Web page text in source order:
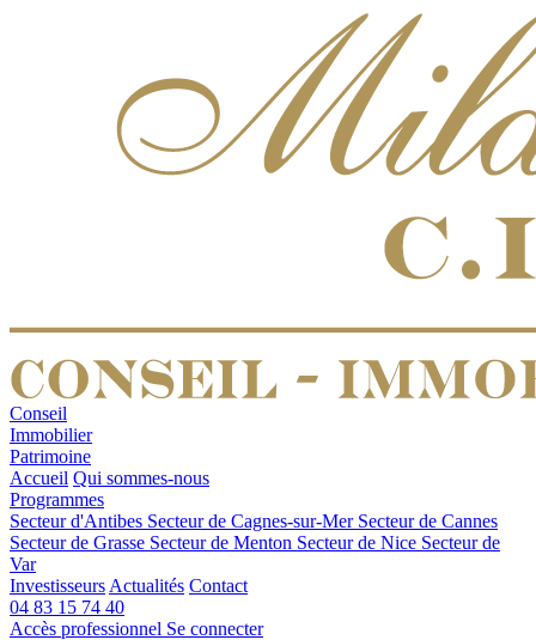
Conseil
Immobilier
Patrimoine
Accueil Qui sommes-nous
Programmes
Secteur d'Antibes Secteur de Cagnes-sur-Mer Secteur de Cannes
Secteur de Grasse Secteur de Menton Secteur de Nice Secteur de
Var
Investisseurs Actualités Contact
04 83 15 74 40
Accès professionnel Se connecter